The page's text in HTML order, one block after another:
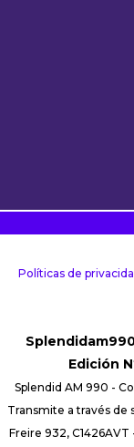
Políticas de
Edición
Splendid AM 990 -
Transmite a través de
Freire 932,